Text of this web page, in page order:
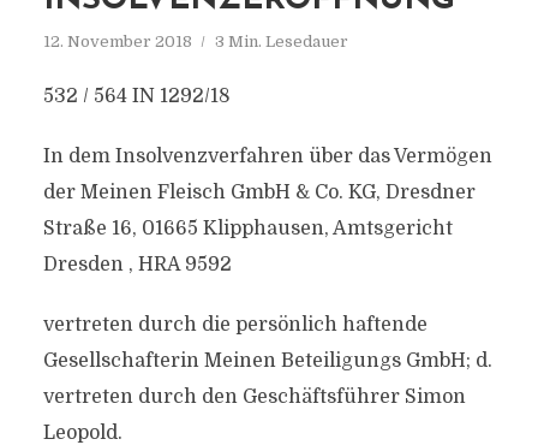
12. November 2018 3 Min. Lesedauer
532 / 564 IN 1292/18
In dem Insolvenzverfahren über das Vermögen
der Meinen Fleisch GmbH & Co. KG, Dresdner
Straße 16, 01665 Klipphausen, Amtsgericht
Dresden , HRA 9592
vertreten durch die persönlich haftende
Gesellschafterin Meinen Beteiligungs GmbH; d.
vertreten durch den Geschäftsführer Simon
Leopold.